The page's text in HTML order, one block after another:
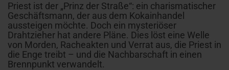
Priest ist der „Prinz der Straße“: ein charismatischer
Geschäftsmann, der aus dem Kokainhandel
aussteigen möchte. Doch ein mysteriöser
Drahtzieher hat andere Pläne. Dies löst eine Welle
von Morden, Racheakten und Verrat aus, die Priest in
die Enge treibt – und die Nachbarschaft in einen
Brennpunkt verwandelt.